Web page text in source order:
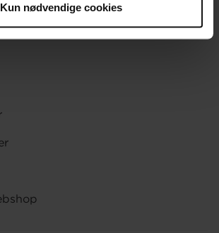
Kun nødvendige cookies
og medlemskab